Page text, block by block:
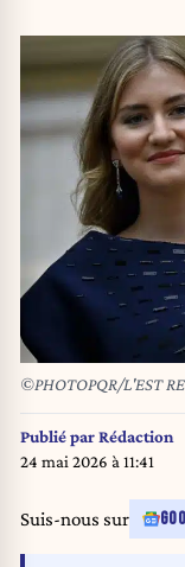
©PHOTOPQR/L'EST
Publié parRédaction
24 mai 2026 à 11:41
Suis-nous sur